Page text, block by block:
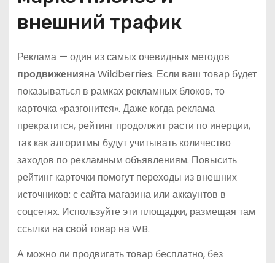
внешний трафик
Реклама — один из самых очевидных методов
продвиженияна Wildberries. Если ваш товар будет
показываться в рамках рекламных блоков, то
карточка «разгонится». Даже когда реклама
прекратится, рейтинг продолжит расти по инерции,
так как алгоритмы будут учитывать количество
заходов по рекламным объявлениям. Повысить
рейтинг карточки помогут переходы из внешних
источников: с сайта магазина или аккаунтов в
соцсетях. Используйте эти площадки, размещая там
ссылки на свой товар на WB.
А можно ли продвигать товар бесплатно, без